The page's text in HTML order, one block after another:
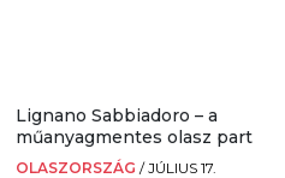
Lignano Sabbiadoro – a
műanyagmentes olasz part
OLASZORSZÁG /JÚLIUS 17.